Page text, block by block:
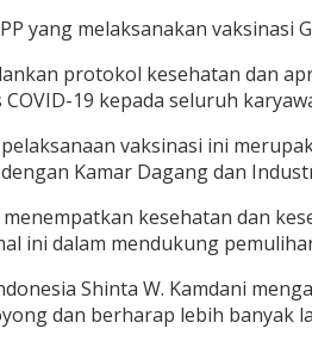
yang melaksanakan vaksinasi
protokol kesehatan dan
19 kepada seluruh
vaksinasi ini
Kamar Dagang dan
kesehatan dan
ini dalam mendukung
Shinta W. Kamdani
dan berharap lebih